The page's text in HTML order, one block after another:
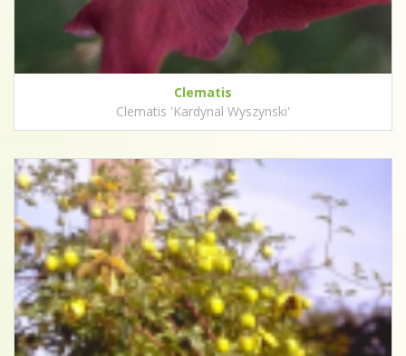
Clematis
Clematis 'Kardynal Wyszynski'